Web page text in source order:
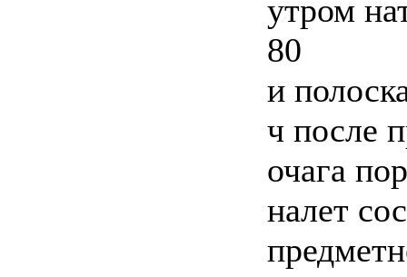
утром
80
и
ч после
очага
налет